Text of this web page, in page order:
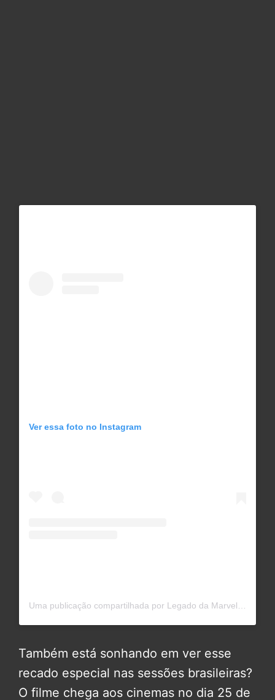
Ver essa foto no Instagram
Uma publicação compartilhada por Legado da Marvel (@legadodamarvel)
Também está sonhando em ver esse
recado especial nas sessões brasileiras?
O filme chega aos cinemas no dia 25 de